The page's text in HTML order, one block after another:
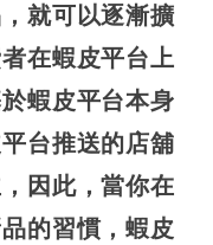
就可以逐漸擴
在蝦皮平台上
蝦皮平台本身
台推送的店舖
因此，當你在
的習慣，蝦皮